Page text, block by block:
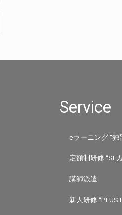
Service
eラーニング “独
定額制研修 “SE
講師派遣
新人研修 “PLUS